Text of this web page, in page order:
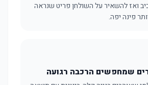
ואז להשאיר על השולחן פריט שנראה
פינה יפה.
שמחפשים הרכבה רגועה